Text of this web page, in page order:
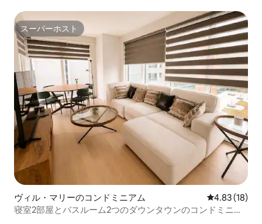
スーパーホスト
スーパーホスト
ヴィル・マリーのコンドミニアム レビュー18
4.83 (18)
寝室2部屋とバスルーム2つのダウンタウンのコンドミニア